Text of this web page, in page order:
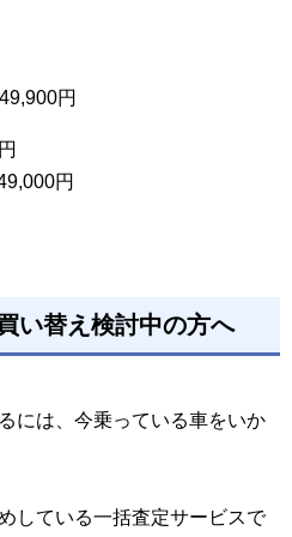
円
円
い替え検討中の方へ
には、今乗っている車をいか
している一括査定サービスで